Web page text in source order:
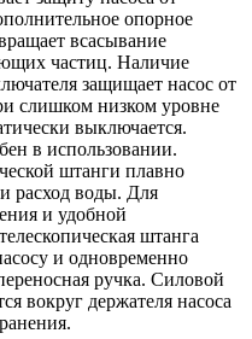
опорное
всасывание
частиц. Наличие
защищает насос от
слишком низком уровне
выключается.
в использовании.
штанги плавно
расход воды. Для
и удобной
штанга
и одновременно
ручка. Силовой
вокруг держателя насоса